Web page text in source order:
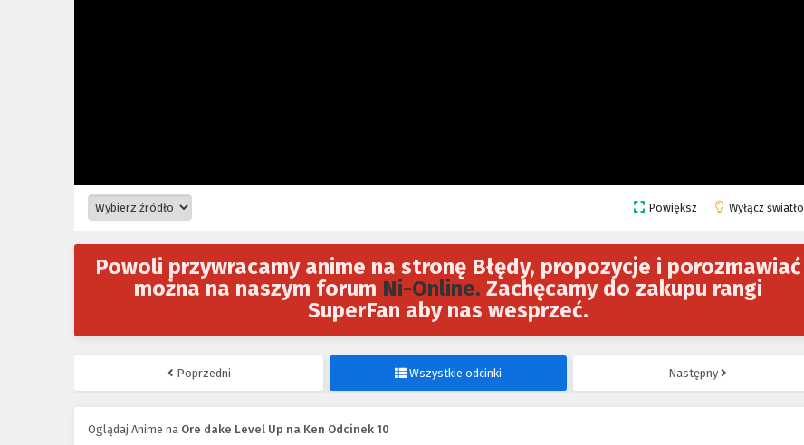
Powiększ Wyłącz światło
Powoli przywracamy anime na stronę Błędy, propozycje i porozmawiać
można na naszym forum Ni-Online. Zachęcamy do zakupu rangi
SuperFan aby nas wesprzeć.
Poprzedni Wszystkie odcinki Następny
Oglądaj Anime na Ore dake Level Up na Ken Odcinek 10